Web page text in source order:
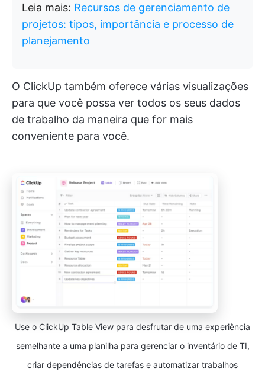
Leia mais: Recursos de gerenciamento de
projetos: tipos, importância e processo de
planejamento
O ClickUp também oferece várias visualizações
para que você possa ver todos os seus dados
de trabalho da maneira que for mais
conveniente para você.
Use o ClickUp Table View para desfrutar de uma experiência
semelhante a uma planilha para gerenciar o inventário de TI,
criar dependências de tarefas e automatizar trabalhos